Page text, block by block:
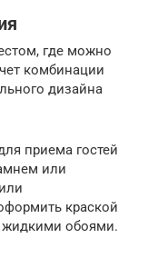
где можно
комбинации
дизайна
приема гостей
или
краской
жидкими обоями.